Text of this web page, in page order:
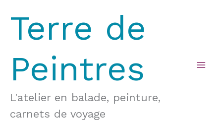
contenu
Terre de
Peintres
L'atelier en balade, peinture,
carnets de voyage